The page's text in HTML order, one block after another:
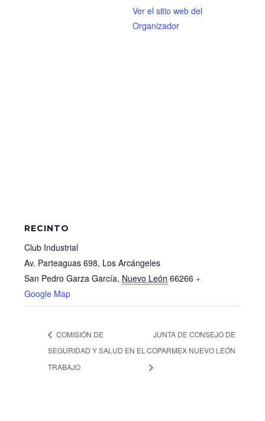
Ver el sitio web del
Organizador
RECINTO
Club Industrial
Av. Parteaguas 698, Los Arcángeles
San Pedro Garza García, Nuevo León 66266 +
Google Map
COMISIÓN DE
SEGURIDAD Y SALUD EN EL
TRABAJO
JUNTA DE CONSEJO DE
COPARMEX NUEVO LEÓN